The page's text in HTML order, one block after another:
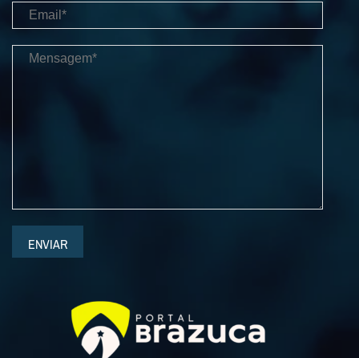
ENVIAR